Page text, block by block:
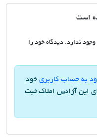
است
ندارد. دیدگاه خود را
به حساب کاربری خود
این آژانس املاک ثبت